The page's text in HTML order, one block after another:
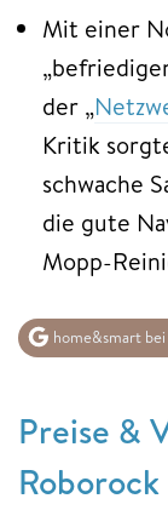
Mit einer
der „
Kritik
schwache
die gute
Mopp-
home&smart
Preise &